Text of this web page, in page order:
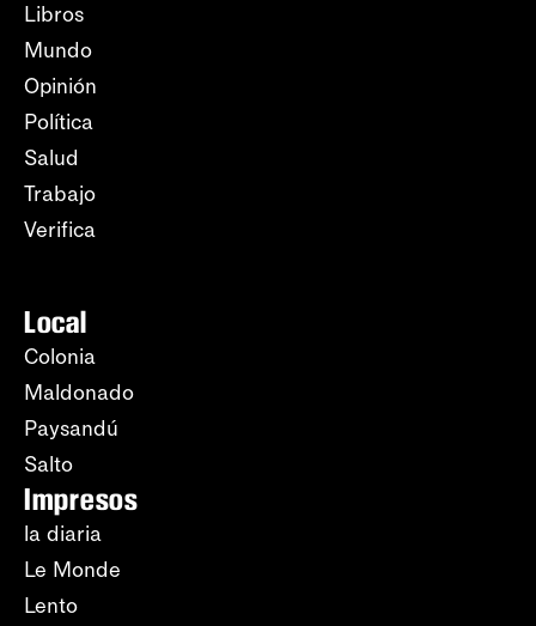
Libros
Mundo
Opinión
Política
Salud
Trabajo
Verifica
Local
Colonia
Maldonado
Paysandú
Salto
Impresos
la diaria
Le Monde
Lento